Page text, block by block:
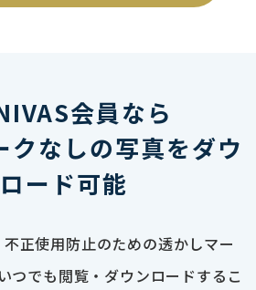
会員なら
クなしの写真をダウ
ード可能
正使用防止のための透かしマー
つでも閲覧・ダウンロードするこ